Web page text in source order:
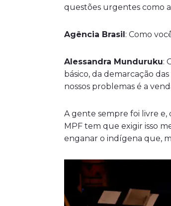
questões urgentes como
Agência Brasil: Como
Alessandra Munduruku:
básico, da demarcação
nossos problemas é a
A gente sempre foi livre e,
MPF tem que exigir isso
enganar o indígena que,